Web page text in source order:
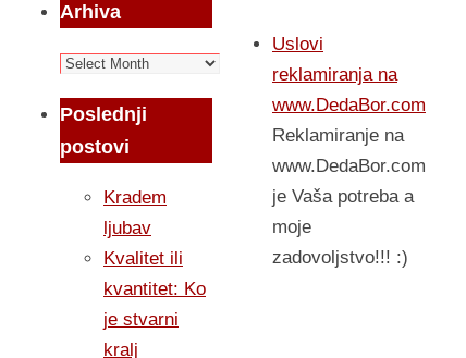
Arhiva
Arhiva
Poslednji
postovi
Kradem
ljubav
Kvalitet ili
kvantitet: Ko
je stvarni
kralj
Uslovi
reklamiranja na
www.DedaBor.com
Reklamiranje na
www.DedaBor.com
je Vaša potreba a
moje
zadovoljstvo!!! :)